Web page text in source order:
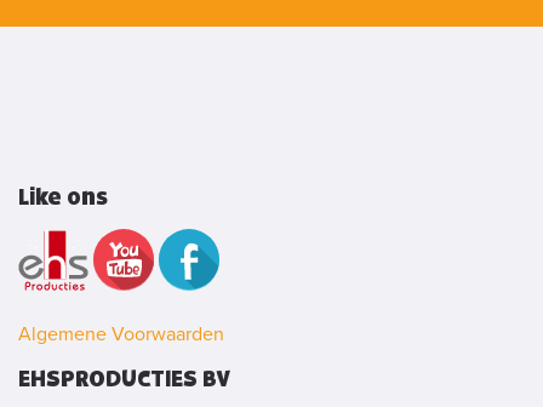
Like ons
Algemene Voorwaarden
EHSPRODUCTIES BV